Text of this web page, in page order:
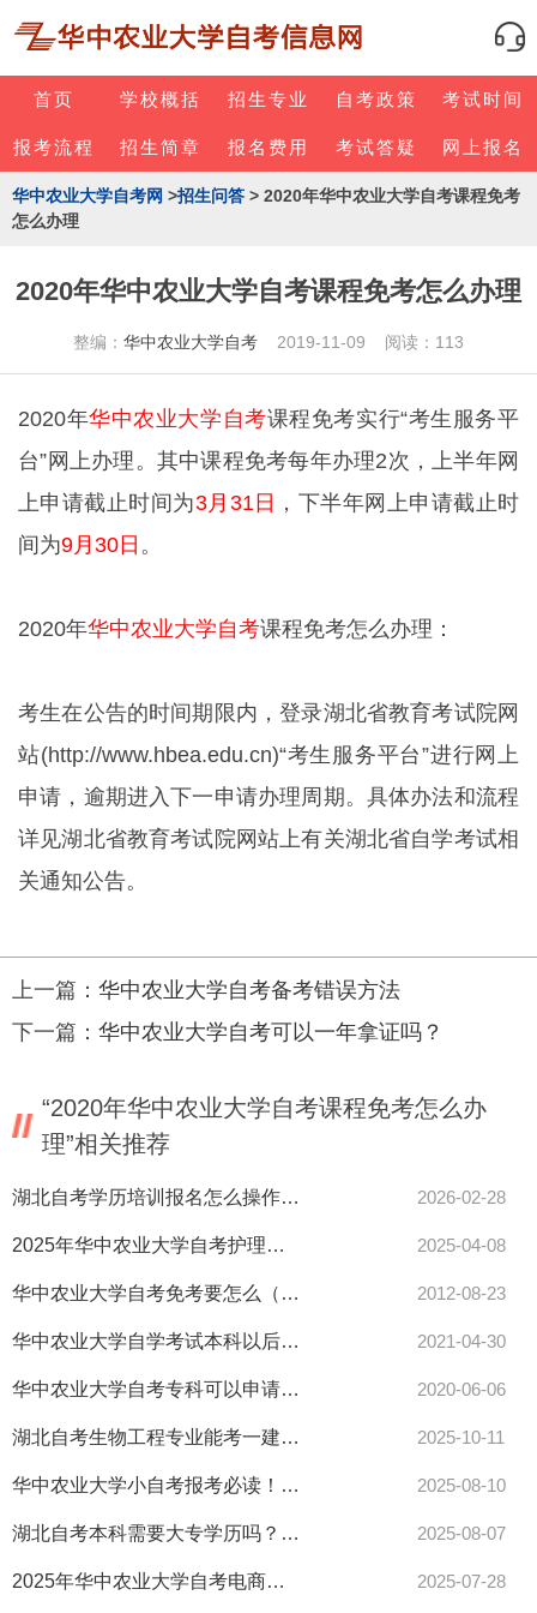
首页 学校概括 招生专业 自考政策 考试时间
报考流程 招生简章 报名费用 考试答疑 网上报名
华中农业大学自考网 >招生问答 > 2020年华中农业大学自考课程免考
怎么办理
2020年华中农业大学自考课程免考怎么办理
整编： 华中农业大学自考 2019-11-09 阅读：113
2020年华中农业大学自考课程免考实行“考生服务平
台”网上办理。其中课程免考每年办理2次，上半年网
上申请截止时间为3月31日 ，下半年网上申请截止时
间为9月30日 。
2020年华中农业大学自考课程免考怎么办理：
考生在公告的时间期限内，登录湖北省教育考试院网
站(http://www.hbea.edu.cn)“考生服务平台”进行网上
申请，逾期进入下一申请办理周期。具体办法和流程
详见湖北省教育考试院网站上有关湖北省自学考试相
关通知公告。
上一篇： 华中农业大学自考备考错误方法
下一篇： 华中农业大学自考可以一年拿证吗？
“2020年华中农业大学自考课程免考怎么办
理”相关推荐
湖北自考学历培训报名怎么操作？看这里！ 2026-02-28
2025年华中农业大学自考护理本科科目及报考要求全解析 2025-04-08
华中农业大学自考免考要怎么（找谁）办理 2012-08-23
华中农业大学自学考试本科以后对就业有用吗？ 2021-04-30
华中农业大学自考专科可以申请学士学位证书吗？ 2020-06-06
湖北自考生物工程专业能考一建吗？条件解析来了！ 2025-10-11
华中农业大学小自考报考必读！值不值得看这里？ 2025-08-10
湖北自考本科需要大专学历吗？报考条件答案来了！ 2025-08-07
2025年华中农业大学自考电商照片怎么传？最全攻略来了！ 2025-07-28